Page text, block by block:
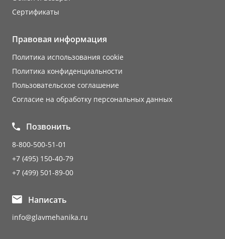
Сертификаты
Правовая информация
Политика использования cookie
Политика конфиденциальности
Пользовательское соглашение
Согласие на обработку персональных данных
Позвонить
8-800-500-51-01
+7 (495) 150-40-79
+7 (499) 501-89-00
Написать
info@glavmehanika.ru